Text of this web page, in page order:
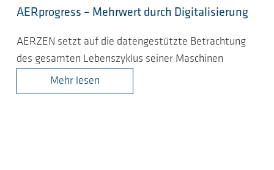
AERprogress – Mehrwert durch Digitalisierung
AERZEN setzt auf die datengestützte Betrachtung
des gesamten Lebenszyklus seiner Maschinen
Mehr lesen